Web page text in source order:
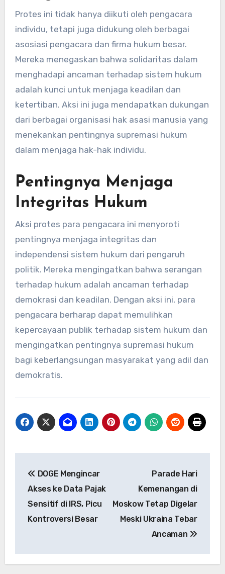
Protes ini tidak hanya diikuti oleh pengacara
individu, tetapi juga didukung oleh berbagai
asosiasi pengacara dan firma hukum besar.
Mereka menegaskan bahwa solidaritas dalam
menghadapi ancaman terhadap sistem hukum
adalah kunci untuk menjaga keadilan dan
ketertiban. Aksi ini juga mendapatkan dukungan
dari berbagai organisasi hak asasi manusia yang
menekankan pentingnya supremasi hukum
dalam menjaga hak-hak individu.
Pentingnya Menjaga
Integritas Hukum
Aksi protes para pengacara ini menyoroti
pentingnya menjaga integritas dan
independensi sistem hukum dari pengaruh
politik. Mereka mengingatkan bahwa serangan
terhadap hukum adalah ancaman terhadap
demokrasi dan keadilan. Dengan aksi ini, para
pengacara berharap dapat memulihkan
kepercayaan publik terhadap sistem hukum dan
mengingatkan pentingnya supremasi hukum
bagi keberlangsungan masyarakat yang adil dan
demokratis.
pos
DOGE Mengincar
Akses ke Data Pajak
Sensitif di IRS, Picu
Kontroversi Besar
Parade Hari
Kemenangan di
Moskow Tetap Digelar
Meski Ukraina Tebar
Ancaman